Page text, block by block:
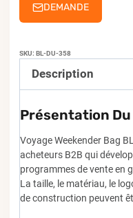
DEMANDE
SKU: BL-DU-358
Description
Présentation
Voyage Weekender Bag
acheteurs B2B qui
programmes de vente en
La taille, le matériau, le
de construction peuvent